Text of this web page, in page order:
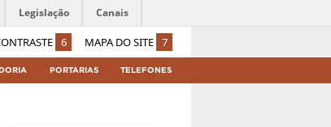
6 MAPA DO SITE 7
Legislação Canais
PORTARIAS TELEFONES